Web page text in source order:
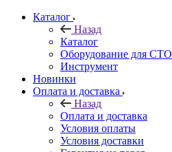
Каталог
Назад
Каталог
Оборудование для СТО
Инструмент
Новинки
Оплата и доставка
Назад
Оплата и доставка
Условия оплаты
Условия доставки